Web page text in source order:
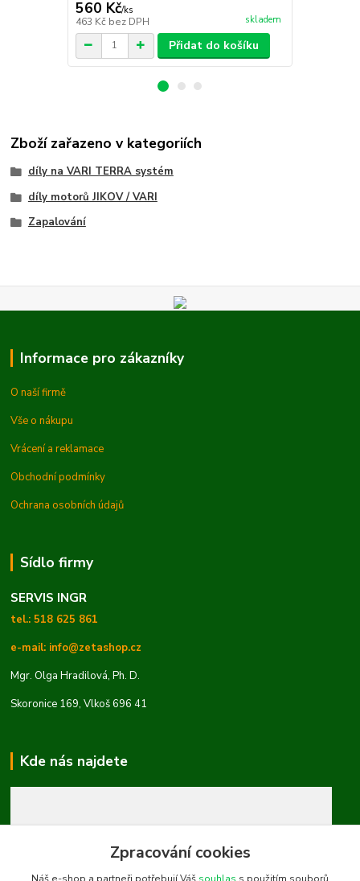
560 Kč/ks
463 Kč bez DPH skladem
Přidat do košíku
Zboží zařazeno v kategoriích
díly na VARI TERRA systém
díly motorů JIKOV / VARI
Zapalování
Informace pro zákazníky
O naší firmě
Vše o nákupu
Vrácení a reklamace
Obchodní podmínky
Ochrana osobních údajů
Sídlo firmy
SERVIS INGR
tel.: 518 625 861
e-mail: info@zetashop.cz
Mgr. Olga Hradilová, Ph. D.
Skoronice 169, Vlkoš 696 41
Kde nás najdete
Zpracování cookies